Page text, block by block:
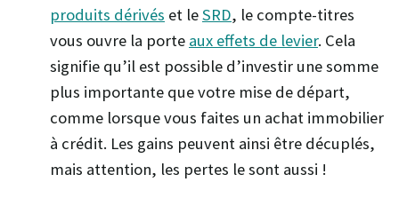
produits dérivés et leSRD, le compte-titres
vous ouvre la porte aux effets de levier. Cela
signifie qu’il est possible d’investir une somme
plus importante que votre mise de départ,
comme lorsque vous faites un achat immobilier
à crédit. Les gains peuvent ainsi être décuplés,
mais attention, les pertes le sont aussi !